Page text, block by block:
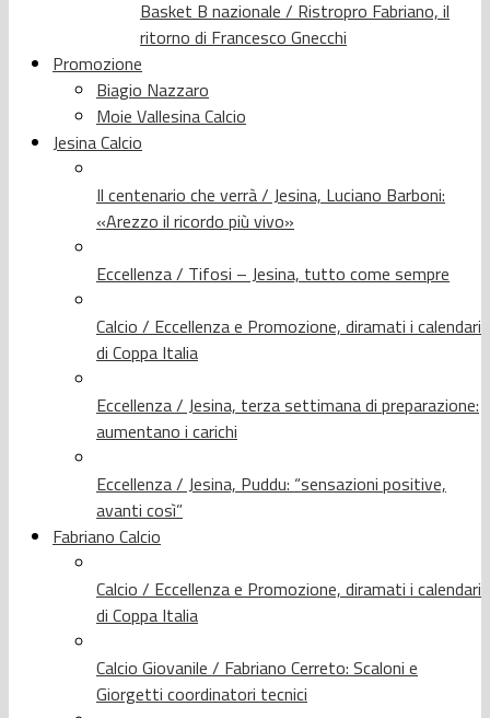
Basket B nazionale / Ristropro Fabriano, il
ritorno di Francesco Gnecchi
Promozione
Biagio Nazzaro
Moie Vallesina Calcio
Jesina Calcio
Il centenario che verrà / Jesina, Luciano Barboni:
«Arezzo il ricordo più vivo»
Eccellenza / Tifosi – Jesina, tutto come sempre
Calcio / Eccellenza e Promozione, diramati i calendari
di Coppa Italia
Eccellenza / Jesina, terza settimana di preparazione:
aumentano i carichi
Eccellenza / Jesina, Puddu: “sensazioni positive,
avanti così”
Fabriano Calcio
Calcio / Eccellenza e Promozione, diramati i calendari
di Coppa Italia
Calcio Giovanile / Fabriano Cerreto: Scaloni e
Giorgetti coordinatori tecnici